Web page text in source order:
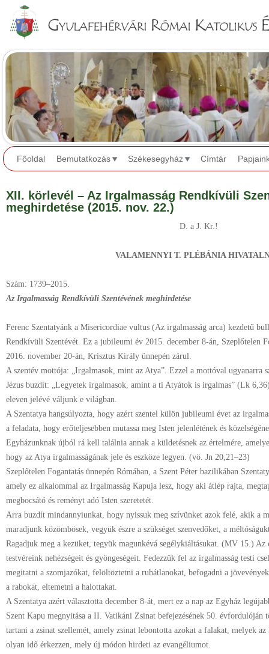
Főoldal Bemutatkozás Székesegyház Címtár
XII. körlevél – Az Irgalmasság Rendkívüli
meghirdetése (2015. nov. 22.)
D. a J. Kr.!
VALAMENNYI T. PLÉBÁNIA
Szám: 1739–2015.
Az Irgalmasság Rendkívüli Szentévének meghirdetése
Ferenc Szentatyánk a Misericordiae vultus (Az irgalmasság arca) kezdetű
Rendkívüli Szentévét. Ez a jubileumi év 2015. december 8-án, Szeplőtelen
2016. november 20-án, Krisztus Király ünnepén zárul.
A szentév mottója: „Irgalmasok, mint az Atya”. Ezzel a mottóval ugyanarra
Jézus buzdít: „Legyetek irgalmasok, amint a ti Atyátok is irgalmas” (Lk
eleven jelévé váljunk e világban.
A Szentatya hangsúlyozta, hogy azért szentel külön jubileumi évet az
a feladata, hogy erőteljesebben mutassa meg Isten jelenlétének és
Egyházunknak újból rá kell találnia annak a küldetésnek az értelmére,
hogy az Atya irgalmasságának jele és eszköze legyen. (vö. Jn 20,21–23)
Szeplőtelen Fogantatás ünnepén Rómában, a Szent Péter bazilikában
amely ez alkalommal az Irgalmasság Kapuja lesz, hogy aki átlép rajta,
megbocsátó és reményt adó Isten szeretetét.
Arra buzdít mindannyiunkat, hogy nyissuk meg szívünket azok felé, akik a
maradjunk közömbösek, vegyük észre a szükséget szenvedőket, a
Ragadjuk meg a kezüket, tegyük magunkévá segélykiáltásukat. (MV 15.)
testvéreink nehézségeit és gyöngeségeit. Fedezzük fel az irgalmasság testi
megitatni a szomjazókat, felöltöztetni a ruhátlanokat, befogadni a
a rabokat, eltemetni a halottakat.
A Szentatya azért választotta december 8-át, mert ez a nap az Egyház
Szent Kapu megnyitása a II. Vatikáni Zsinat befejezésének 50. évfordulóján
tartani a zsinat szellemét, amely zsinat lebontotta azokat a falakat, melyek
olyan idő érkezzen, mely új módon hirdeti az evangéliumot.